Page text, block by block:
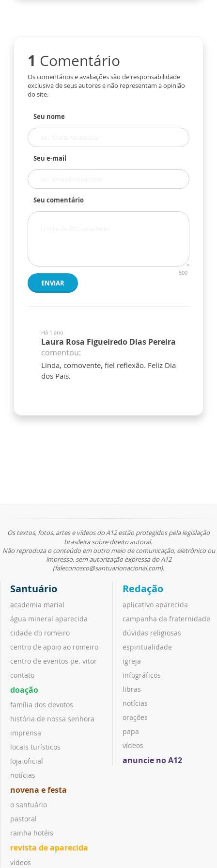
1 Comentário
Os comentários e avaliações são de responsabilidade
exclusiva de seus autores e não representam a opinião
do site.
Seu nome
Seu e-mail
Seu comentário
500
ENVIAR
Há 1 ano
Laura Rosa Figueiredo Dias Pereira
comentou:
Linda, comovente, fiel reflexão. Feliz Dia
dos Pais.
Os textos, fotos, artes e vídeos do A12 estão protegidos pela legislação
brasileira sobre direito autoral.
Não reproduza o conteúdo em outro meio de comunicação, eletrônico ou
impresso, sem autorização expressa do A12
(faleconosco@santuarionacional.com).
Santuário
academia marial
água mineral aparecida
cidade do romeiro
centro de apoio ao romeiro
centro de eventos pe. vitor
contato
doação
família dos devotos
história de nossa senhora
imprensa
locais turísticos
loja oficial
notícias
novena e festa
o santuário
pastoral
rainha hotéis
revista de aparecida
vídeos
Redação
aplicativo aparecida
campanha da fraternidade
dúvidas religiosas
espiritualidade
igreja
infográficos
libras
notícias
orações
papa
vídeos
anuncie no A12